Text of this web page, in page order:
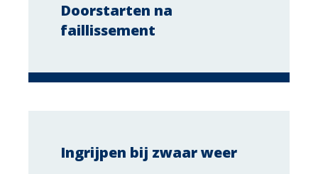
Doorstarten na
faillissement
Ingrijpen bij zwaar weer